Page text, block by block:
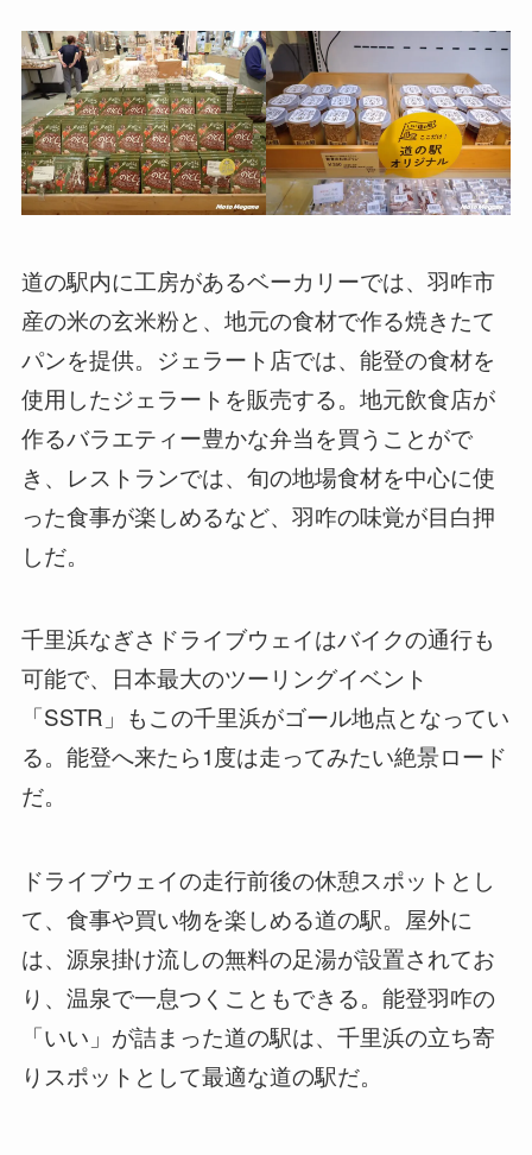
道の駅内に工房があるベーカリーでは、羽咋市
産の米の玄米粉と、地元の食材で作る焼きたて
パンを提供。ジェラート店では、能登の食材を
使用したジェラートを販売する。地元飲食店が
作るバラエティー豊かな弁当を買うことがで
き、レストランでは、旬の地場食材を中心に使
った食事が楽しめるなど、羽咋の味覚が目白押
しだ。
千里浜なぎさドライブウェイはバイクの通行も
可能で、日本最大のツーリングイベント
「SSTR」もこの千里浜がゴール地点となってい
る。能登へ来たら1度は走ってみたい絶景ロード
だ。
ドライブウェイの走行前後の休憩スポットとし
て、食事や買い物を楽しめる道の駅。屋外に
は、源泉掛け流しの無料の足湯が設置されてお
り、温泉で一息つくこともできる。能登羽咋の
「いい」が詰まった道の駅は、千里浜の立ち寄
りスポットとして最適な道の駅だ。